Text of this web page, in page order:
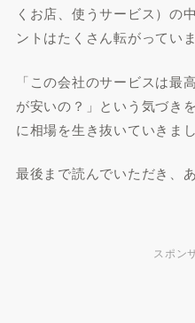
くお店、使うサービス）の
ントはたくさん転がっていま
「この会社のサービスは最
が安いの？」という気づき
に相場を生き抜いていきま
最後まで読んでいただき、
スポン